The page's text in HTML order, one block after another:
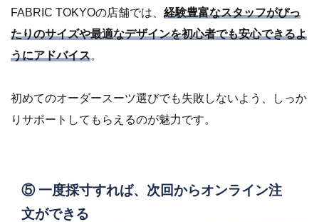
FABRIC TOKYOの店舗では、 経験豊富なスタッフがぴっ
たりのサイズや最適なデザインを初心者でも安心できるよ
うにアドバイス。
初めてのオーダースーツ選びでも失敗しないよう、しっか
りサポートしてもらえるのが魅力です。
⑤ 一度採寸すれば、次回からオンライン注
文ができる